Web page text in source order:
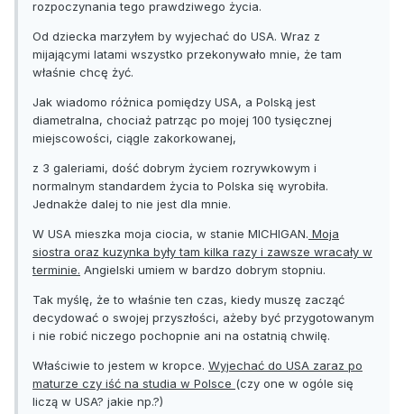
rozpoczynania tego prawdziwego życia.
Od dziecka marzyłem by wyjechać do USA. Wraz z
mijającymi latami wszystko przekonywało mnie, że tam
właśnie chcę żyć.
Jak wiadomo różnica pomiędzy USA, a Polską jest
diametralna, chociaż patrząc po mojej 100 tysięcznej
miejscowości, ciągle zakorkowanej,
z 3 galeriami, dość dobrym życiem rozrywkowym i
normalnym standardem życia to Polska się wyrobiła.
Jednakże dalej to nie jest dla mnie.
W USA mieszka moja ciocia, w stanie MICHIGAN. Moja
siostra oraz kuzynka były tam kilka razy i zawsze wracały w
terminie. Angielski umiem w bardzo dobrym stopniu.
Tak myślę, że to właśnie ten czas, kiedy muszę zacząć
decydować o swojej przyszłości, ażeby być przygotowanym
i nie robić niczego pochopnie ani na ostatnią chwilę.
Właściwie to jestem w kropce. Wyjechać do USA zaraz po
maturze czy iść na studia w Polsce (czy one w ogóle się
liczą w USA? jakie np.?)